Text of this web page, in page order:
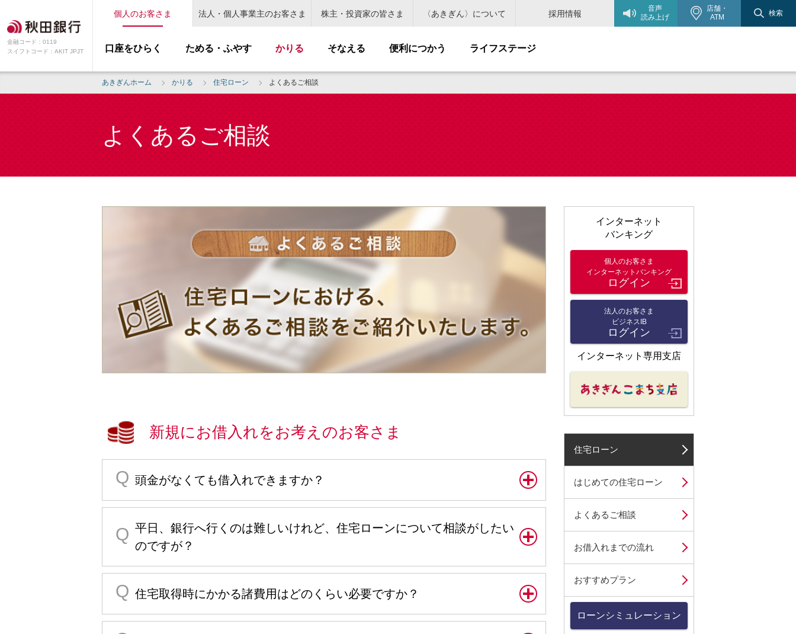
金融コード：0119
スイフトコード：AKIT JPJT
個人のお客さま
口座をひらく ためる・ふやす かりる そなえる 便利につかう ライフステージ
法人・個人事業主のお客さま 株主・投資家の皆さま 〈あきぎん〉について 採用情報
音声
読み上げ
店舗・
ATM
検索
あきぎんホーム かりる 住宅ローン よくあるご相談
よくあるご相談
新規にお借入れをお考えのお客さま
頭金がなくても借入れできますか？
平日、銀行へ行くのは難しいけれど、住宅ローンについて相談がしたい
のですが？
住宅取得時にかかる諸費用はどのくらい必要ですか？
インターネット
バンキング
個人のお客さま
インターネットバンキング
ログイン
法人のお客さま
ビジネスIB
ログイン
インターネット専用支店
住宅ローン
はじめての住宅ローン
よくあるご相談
お借入れまでの流れ
おすすめプラン
ローンシミュレーション